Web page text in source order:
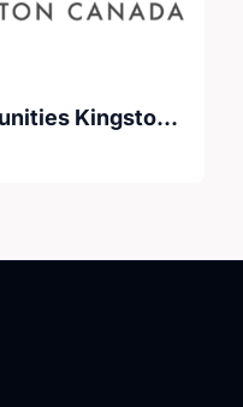
Compassionate Communities Kingston Canada (CCKC)